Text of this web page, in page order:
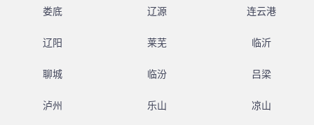
娄底 辽源 连云港
辽阳 莱芜 临沂
聊城 临汾 吕梁
泸州 乐山 凉山